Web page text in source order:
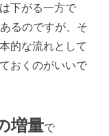
下がる一方で
るのですが、そ
的な流れとして
おくのがいいで
増量で